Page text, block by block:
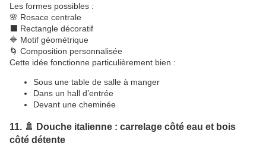
Les formes possibles :
🌸 Rosace centrale
⬛ Rectangle décoratif
🔷 Motif géométrique
🌀 Composition personnalisée
Cette idée fonctionne particulièrement bien :
Sous une table de salle à manger
Dans un hall d’entrée
Devant une cheminée
11. 🚿 Douche italienne : carrelage côté eau et bois
côté détente